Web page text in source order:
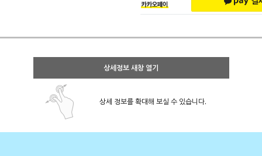
상세정보 새창 열기
상세 정보를 확대해 보실 수 있습니다.